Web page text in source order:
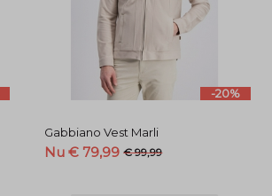
-20%
Gabbiano Vest Marli
Nu € 79,99 € 99,99